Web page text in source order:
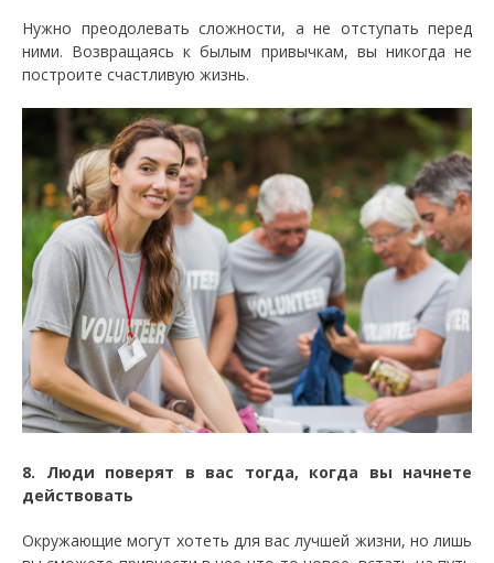
Нужно преодолевать сложности, а не отступать перед
ними. Возвращаясь к былым привычкам, вы никогда не
построите счастливую жизнь.
8. Люди поверят в вас тогда, когда вы начнете
действовать
Окружающие могут хотеть для вас лучшей жизни, но лишь